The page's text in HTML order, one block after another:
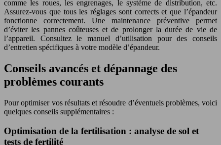
comme les roues, les engrenages, le système de distribution, etc.
Assurez-vous que tous les réglages sont corrects et que l’épandeur
fonctionne correctement. Une maintenance préventive permet
d’éviter les pannes coûteuses et de prolonger la durée de vie de
l’appareil. Consultez le manuel d’utilisation pour des conseils
d’entretien spécifiques à votre modèle d’épandeur.
Conseils avancés et dépannage des
problèmes courants
Pour optimiser vos résultats et résoudre d’éventuels problèmes, voici
quelques conseils supplémentaires :
Optimisation de la fertilisation : analyse de sol et
tests de fertilité